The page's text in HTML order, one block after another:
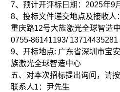
7、预计开评标日期：2025年9
8、投标文件递交地点及接收人
重庆路12号大族激光全球智造
0755-86141193/ 13714435281
9、开标地点: 广东省深圳市宝
族激光全球智造中心
五、对本次招标提出询问，请
联系人1：尹先生